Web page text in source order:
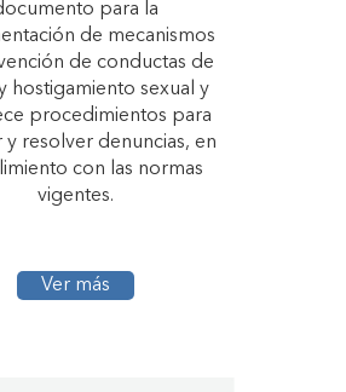
para la
de mecanismos
de conductas de
hostigamiento sexual y
procedimientos para
y resolver denuncias, en
con las normas
vigentes.
Ver más